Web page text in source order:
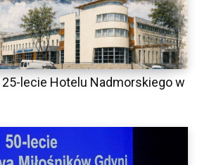
lecie Hotelu Nadmorskiego w